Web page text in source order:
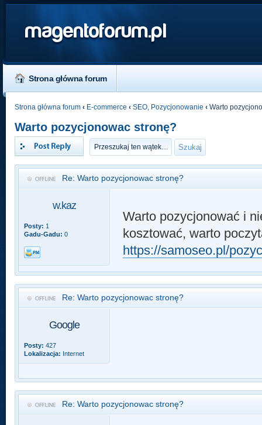
magentoforum.pl
Strona główna forum
Strona główna forum ‹ E-commerce ‹ SEO, Pozycjonowanie ‹ Warto
Warto pozycjonowac stronę?
Odpowiedz
Re: Warto pozycjonowac stronę?
w.kaz
Posty: 1
Gadu-Gadu: 0
Warto pozycjonować i
kosztować, warto
https://samoseo.pl/
Re: Warto pozycjonowac stronę?
Google
Posty: 427
Lokalizacja: Internet
Re: Warto pozycjonowac stronę?